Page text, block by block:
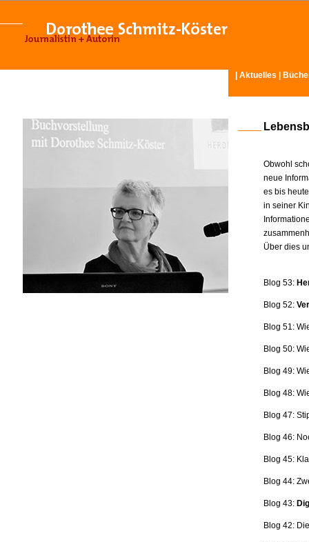
Aktuelles
Obwohl
neue
es bis
in seiner
Über dies
Blog 53:
Blog 52:
Blog 51:
Blog 50:
Blog 49:
Blog 48:
Blog 47:
Blog 46:
Blog 45:
Blog 44:
Blog 43:
Blog 42: